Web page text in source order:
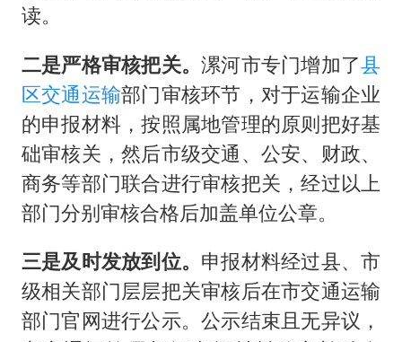
读。
二是严格审核把关。漯河市专门增加了县
区交通运输部门审核环节，对于运输企业
的申报材料，按照属地管理的原则把好基
础审核关，然后市级交通、公安、财政、
商务等部门联合进行审核把关，经过以上
部门分别审核合格后加盖单位公章。
三是及时发放到位。 申报材料经过县、市
级相关部门层层把关审核后在市交通运输
部门官网进行公示。公示结束且无异议，